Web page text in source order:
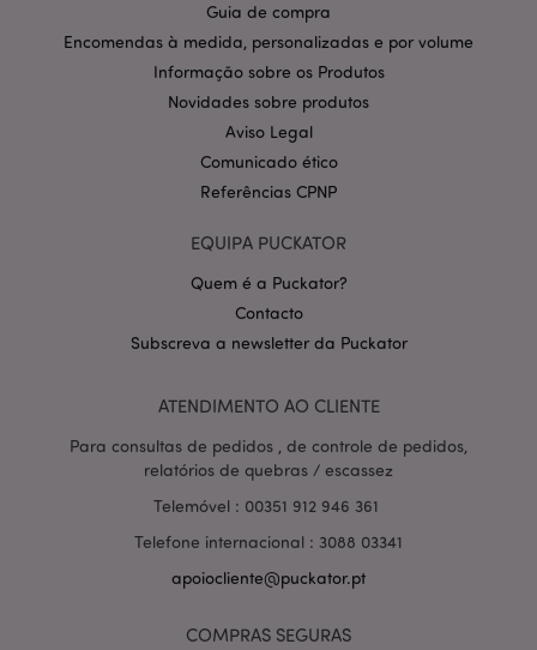
Guia de compra
Encomendas à medida, personalizadas e por volume
Informação sobre os Produtos
Novidades sobre produtos
Aviso Legal
Comunicado ético
Referências CPNP
EQUIPA PUCKATOR
Quem é a Puckator?
Contacto
Subscreva a newsletter da Puckator
ATENDIMENTO AO CLIENTE
Para consultas de pedidos , de controle de pedidos,
relatórios de quebras / escassez
Telemóvel : 00351 912 946 361
Telefone internacional : 3088 03341
apoiocliente@puckator.pt
COMPRAS SEGURAS
Nome
Domínio
CookieScriptConsent
CookieScript
mage-cache-storage-section-
Adobe Inc.
PHPSESSID
PHP.net
Google